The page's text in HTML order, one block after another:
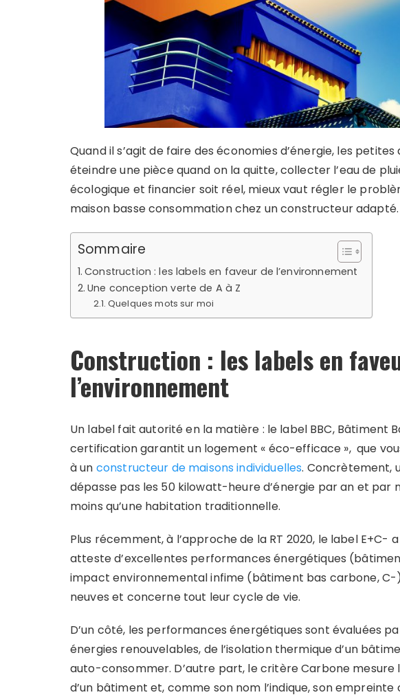
Quand il s’agit de faire des économies d’énergie, les
éteindre une pièce quand on la quitte, collecter l’eau de
écologique et financier soit réel, mieux vaut régler le
maison basse consommation chez un constructeur adapté.
Sommaire
Construction : les labels en faveur de l’environnement
Une conception verte de A à Z
Quelques mots sur moi
Construction : les labels en
l’environnement
Un label fait autorité en la matière : le label BBC, Bâtiment
certification garantit un logement « éco-efficace », que
à un constructeur de maisons individuelles. Concrètement,
dépasse pas les 50 kilowatt-heure d’énergie par an et par
moins qu’une habitation traditionnelle.
Plus récemment, à l’approche de la RT 2020, le label E+C-
atteste d’excellentes performances énergétiques
impact environnemental infime (bâtiment bas carbone, C-
neuves et concerne tout leur cycle de vie.
D’un côté, les performances énergétiques sont évaluées
énergies renouvelables, de l’isolation thermique d’un
auto-consommer. D’autre part, le critère Carbone
d’un bâtiment et, comme son nom l’indique, son empreinte